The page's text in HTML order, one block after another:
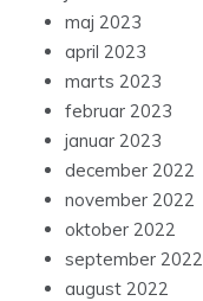
maj 2023
april 2023
marts 2023
februar 2023
januar 2023
december 2022
november 2022
oktober 2022
september 2022
august 2022